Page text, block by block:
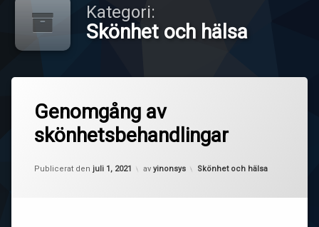
Kategori:
Skönhet och hälsa
Genomgång av
skönhetsbehandlingar
Publicerat den juli 1, 2021
Uppdaterad den juni 11, 2021
av yinonsys Kategorier:
Skönhet och hälsa